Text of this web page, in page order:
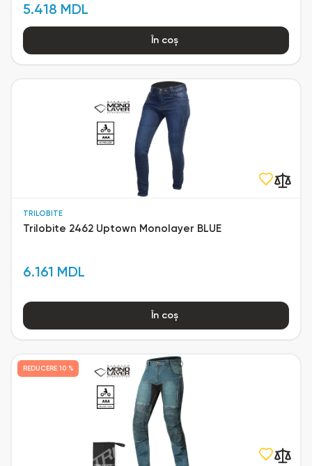
5.418 MDL
În coș
TRILOBITE
Trilobite 2462 Uptown Monolayer BLUE
6.161 MDL
În coș
REDUCERE 10 %